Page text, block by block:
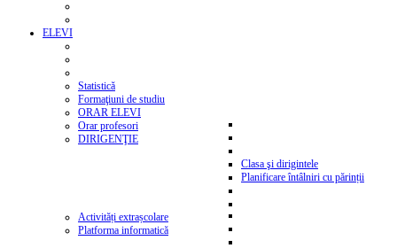
ELEVI
Statistică
Formaţiuni de studiu
ORAR ELEVI
Orar profesori
DIRIGENŢIE
Clasa şi dirigintele
Planificare întâlniri cu părinții
Activități extrașcolare
Platforma informatică